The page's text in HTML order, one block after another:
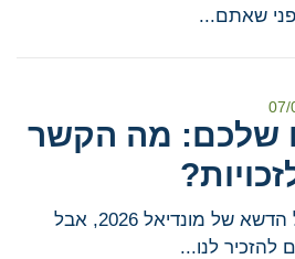
שאתם...
07/
שלכם: מה הקשר
חוקי הכדורגל תקפים על הדשא של מונדיאל 2026, אבל
להזכיר לנו...